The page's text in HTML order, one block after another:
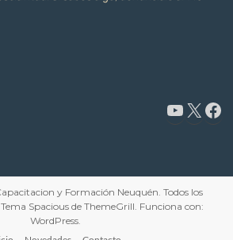
y Formación Neuquén . Todos los
Spacious de ThemeGrill. Funciona con:
WordPress.